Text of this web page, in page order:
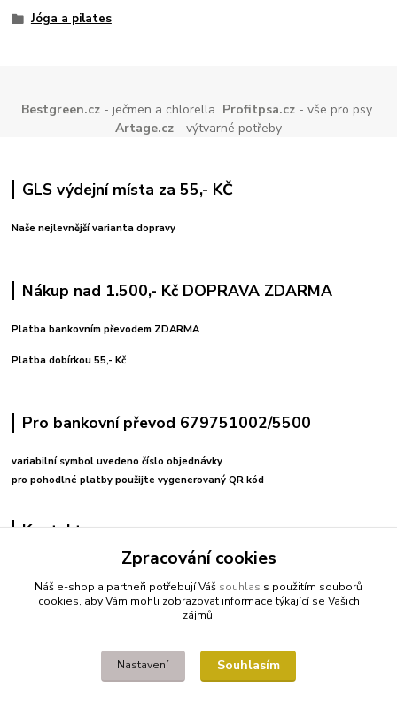
Jóga a pilates
Bestgreen.cz - ječmen a chlorella Profitpsa.cz - vše pro psy
Artage.cz - výtvarné potřeby
GLS výdejní místa za 55,- KČ
Naše nejlevnější varianta dopravy
Nákup nad 1.500,- Kč DOPRAVA ZDARMA
Platba bankovním převodem ZDARMA
Platba dobírkou 55,- Kč
Pro bankovní převod 679751002/5500
variabilní symbol uvedeno číslo objednávky
pro pohodlné platby použijte vygenerovaný QR kód
Kontakty
+420 608212713
fitnessio@post.cz
Zpracování cookies
Náš e-shop a partneři potřebují Váš souhlas s použitím souborů
cookies, aby Vám mohli zobrazovat informace týkající se Vašich
zájmů.
Nastavení Souhlasím